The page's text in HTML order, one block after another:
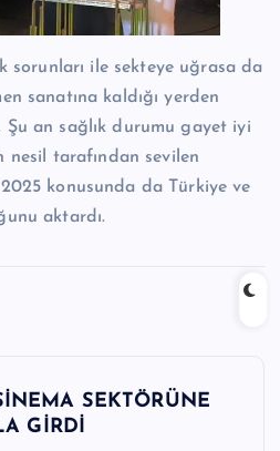
sorunları ile sekteye uğrasa da
sanatına kaldığı yerden
Şu an sağlık durumu gayet iyi
tarafından sevilen
konusunda da Türkiye ve
aktardı.
SEKTÖRÜNE
GİRDİ